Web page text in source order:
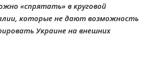
«спрятать» в круговой
которые не дают возможность
Украине на внешних